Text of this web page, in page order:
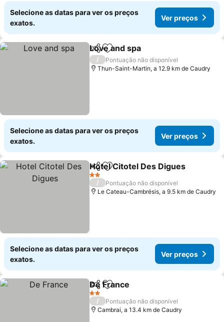
Selecione as datas para ver os preços
exatos.
Ver preços
PartilharAdicionar aos favoritos
Love and spa
/
Pontuação não disponível
Thun-Saint-Martin, a 12.9 km de Caudry
Selecione as datas para ver os preços
exatos.
Ver preços
PartilharAdicionar aos favoritos
Hotel Citotel Des Digues
2 Estrelas
/
Pontuação não disponível
Le Cateau-Cambrésis, a 9.5 km de Caudry
Selecione as datas para ver os preços
exatos.
Ver preços
PartilharAdicionar aos favoritos
De France
2 Estrelas
/
Pontuação não disponível
Cambrai, a 13.4 km de Caudry